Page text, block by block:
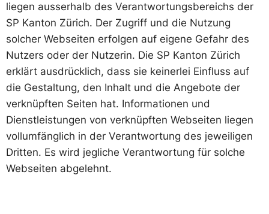
liegen ausserhalb des Verantwortungsbereichs der
SP Kanton Zürich. Der Zugriff und die Nutzung
solcher Webseiten erfolgen auf eigene Gefahr des
Nutzers oder der Nutzerin. Die SP Kanton Zürich
erklärt ausdrücklich, dass sie keinerlei Einfluss auf
die Gestaltung, den Inhalt und die Angebote der
verknüpften Seiten hat. Informationen und
Dienstleistungen von verknüpften Webseiten liegen
vollumfänglich in der Verantwortung des jeweiligen
Dritten. Es wird jegliche Verantwortung für solche
Webseiten abgelehnt.